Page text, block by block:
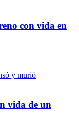
con vida en
vida de un